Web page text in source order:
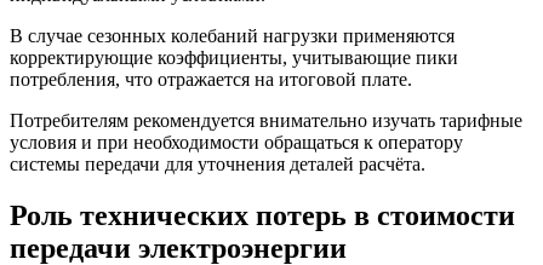
В случае сезонных колебаний нагрузки применяются
корректирующие коэффициенты, учитывающие пики
потребления, что отражается на итоговой плате.
Потребителям рекомендуется внимательно изучать тарифные
условия и при необходимости обращаться к оператору
системы передачи для уточнения деталей расчёта.
Роль технических потерь в стоимости
передачи электроэнергии